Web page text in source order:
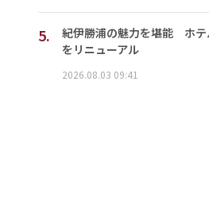
5.
紀伊勝浦の魅力を堪能 ホテ
をリニューアル
2026.08.03 09:41